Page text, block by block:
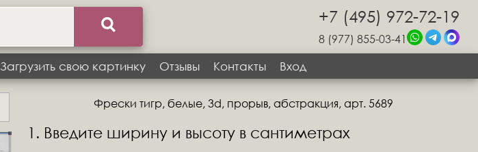
+7 (495) 972-72-19
8 (977) 855-03-41
Загрузить свою картинку Отзывы Контакты Вход
Фрески тигр, белые, 3d, прорыв, абстракция, арт. 5689
1. Введите ширину и высоту в сантиметрах